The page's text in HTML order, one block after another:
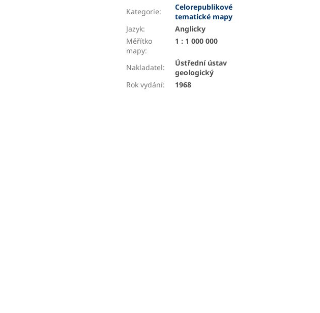
Kategorie:
Celorepublikové
tematické mapy
Jazyk:
Anglicky
Měřítko
mapy:
1 : 1 000 000
Nakladatel:
Ústřední ústav
geologický
Rok vydání: 1968